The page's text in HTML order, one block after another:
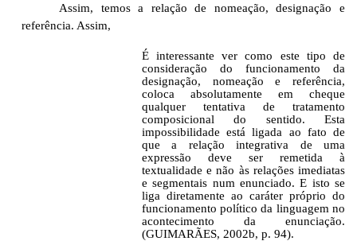
Assim, temos a relação de nomeação, designação e
referência. Assim,
É interessante ver como este tipo de
consideração do funcionamento da
designação, nomeação e referência,
coloca absolutamente em cheque
qualquer tentativa de tratamento
composicional do sentido. Esta
impossibilidade está ligada ao fato de
que a relação integrativa de uma
expressão deve ser remetida à
textualidade e não às relações imediatas
e segmentais num enunciado. E isto se
liga diretamente ao caráter próprio do
funcionamento político da linguagem no
acontecimento da enunciação.
(GUIMARÃES, 2002b, p. 94).